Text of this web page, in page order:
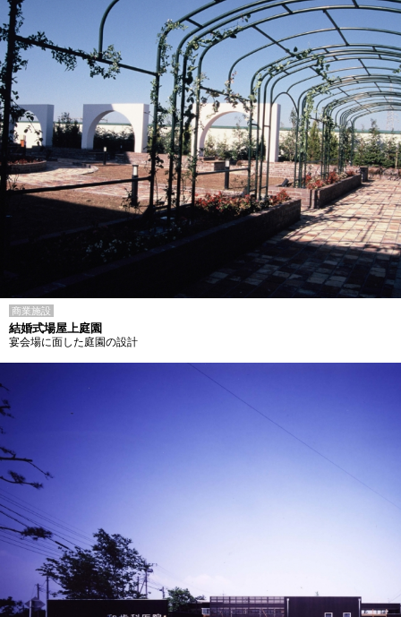
商業施設
結婚式場屋上庭園
宴会場に面した庭園の設計